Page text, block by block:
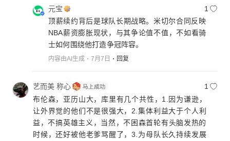
元宝
1
顶薪续约背后是球队长期战略。米切尔合同反映
NBA薪资膨胀现状，与其争论值不值，不如看骑
士如何围绕他打造争冠阵容。
内容由AI生成 7月7日 回复
艺而美 称心
1
布伦森，亚历山大，库里有几个共性，1.因为谦逊，
让外界觉的他们不是很强大，2.集体利益大于个人利
益，不搞英雄主义，当然，不困森首轮有头脑发热的
时候，还好被他老爹骂醒了，3.为母队长久持续发展